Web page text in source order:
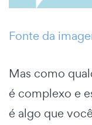
Fonte da
Mas como
é complexo e
é algo que